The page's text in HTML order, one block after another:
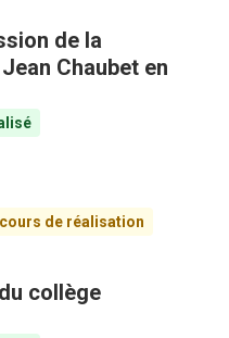
de la
Chaubet en
cours de réalisation
collège